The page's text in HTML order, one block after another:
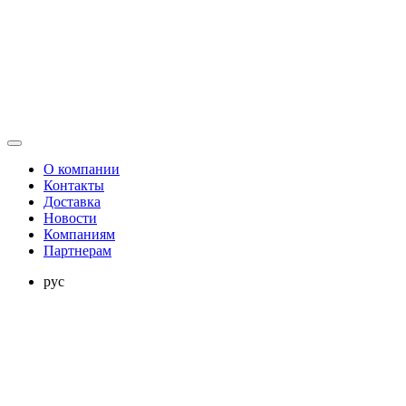
О компании
Контакты
Доставка
Новости
Компаниям
Партнерам
рус